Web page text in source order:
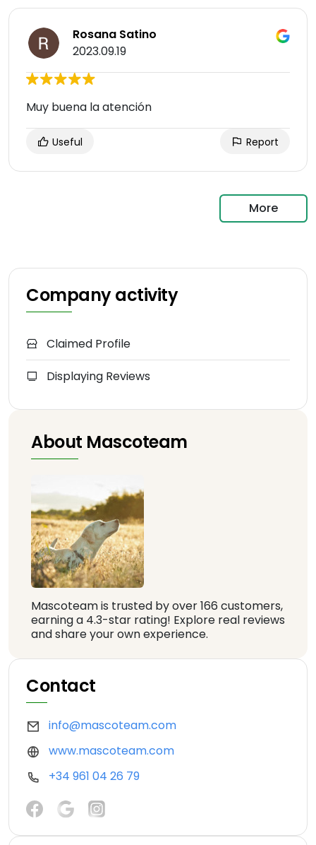
Rosana Satino
2023.09.19
Muy buena la atención
Useful Report
More
Company activity
Claimed Profile
Displaying Reviews
About Mascoteam
Mascoteam is trusted by over 166 customers,
earning a 4.3-star rating! Explore real reviews
and share your own experience.
Contact
info@mascoteam.com
www.mascoteam.com
+34 961 04 26 79